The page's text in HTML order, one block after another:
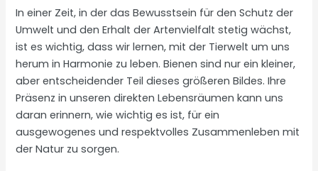
In einer Zeit, in der das Bewusstsein für den Schutz der
Umwelt und den Erhalt der Artenvielfalt stetig wächst,
ist es wichtig, dass wir lernen, mit der Tierwelt um uns
herum in Harmonie zu leben. Bienen sind nur ein kleiner,
aber entscheidender Teil dieses größeren Bildes. Ihre
Präsenz in unseren direkten Lebensräumen kann uns
daran erinnern, wie wichtig es ist, für ein
ausgewogenes und respektvolles Zusammenleben mit
der Natur zu sorgen.